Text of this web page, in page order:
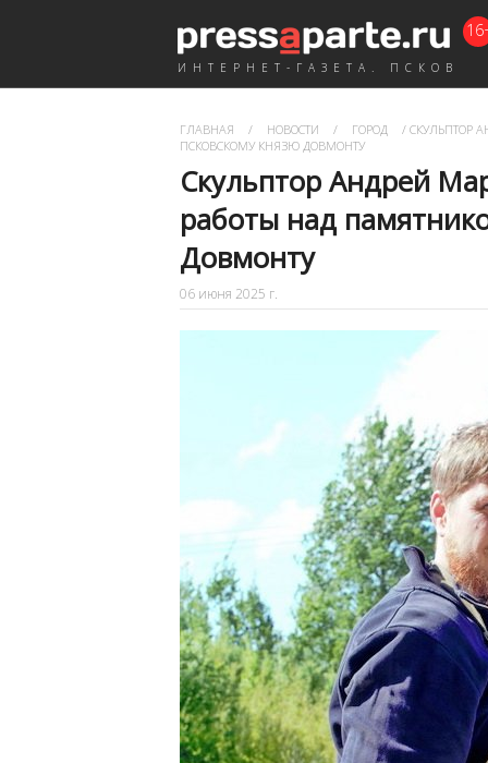
ИНТЕРНЕТ-ГАЗЕТА. ПСКОВ
ГЛАВНАЯ / НОВОСТИ / ГОРОД / СКУЛЬПТОР
ПСКОВСКОМУ КНЯЗЮ ДОВМОНТУ
Скульптор Андрей
работы над
Довмонту
06 июня 2025 г.